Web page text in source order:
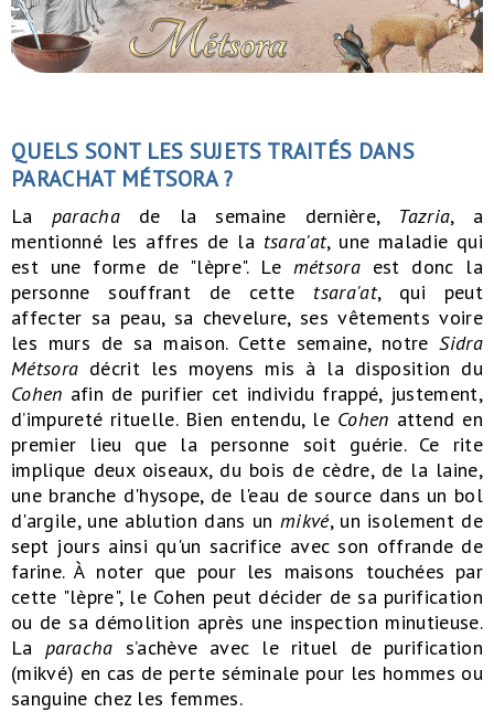
QUELS SONT LES SUJETS TRAITÉS DANS
PARACHAT MÉTSORA ?
La paracha de la semaine dernière, Tazria, a
mentionné les affres de la tsara'at, une maladie qui
est une forme de "lèpre". Le métsora est donc la
personne souffrant de cette tsara'at, qui peut
affecter sa peau, sa chevelure, ses vêtements voire
les murs de sa maison. Cette semaine, notreSidra
Métsora décrit les moyens mis à la disposition du
Cohen afin de purifier cet individu frappé, justement,
d’impureté rituelle. Bien entendu, le Cohen attend en
premier lieu que la personne soit guérie. Ce rite
implique deux oiseaux, du bois de cèdre, de la laine,
une branche d'hysope, de l'eau de source dans un bol
d'argile, une ablution dans un mikvé, un isolement de
sept jours ainsi qu'un sacrifice avec son offrande de
farine. À noter que pour les maisons touchées par
cette "lèpre", le Cohen peut décider de sa purification
ou de sa démolition après une inspection minutieuse.
La paracha s’achève avec le rituel de purification
(mikvé) en cas de perte séminale pour les hommes ou
sanguine chez les femmes.